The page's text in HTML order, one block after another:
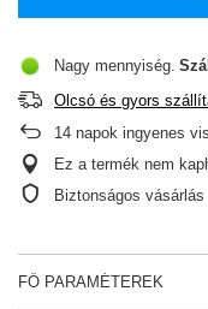
Nagy mennyiség
Olcsó és gyors
14 napok ingyenes
Ez a termék nem
Biztonságos vásárlás
FŐ PARAMÉTEREK